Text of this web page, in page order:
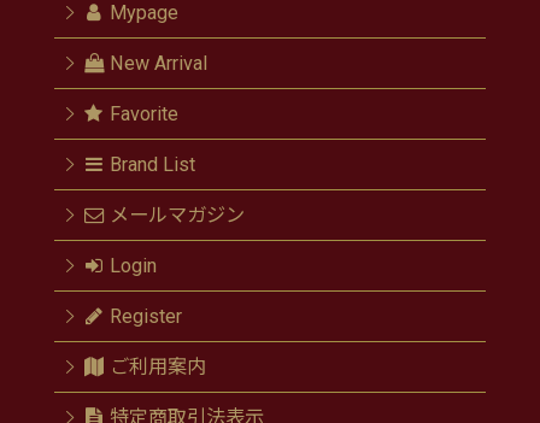
Mypage
New Arrival
Favorite
Brand List
メールマガジン
Login
Register
ご利用案内
特定商取引法表示